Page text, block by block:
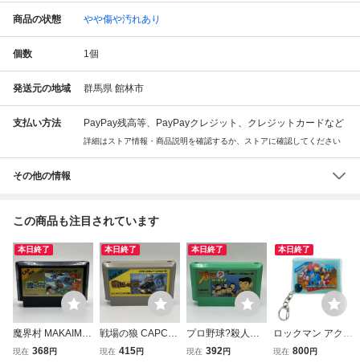
商品の状態 やや傷や汚れあり
個数 1個
発送元の地域 群馬県 館林市
支払い方法 PayPay残高等、PayPayクレジット、クレジットカードなど
詳細はストア情報・商品説明を確認するか、ストアに確認してください
その他の情報
この商品も注目されています
本日終了
魔界村 MAKAIMU
RA CAPCOM カプ
現在 368円
本日終了
戦場の狼 CAPCO
M 1986 カプコン
現在 415円
本日終了
プロ野球?殺人事
件! 1988 c CAPC
現在 392円
本日終了
ロックマン アクリ
ルキーホルダー 非
現在 800円